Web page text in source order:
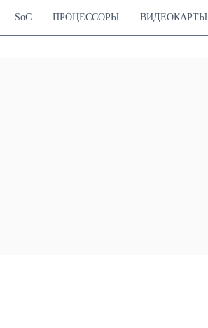
SoC ПРОЦЕССОРЫ ВИДЕОКАРТЫ